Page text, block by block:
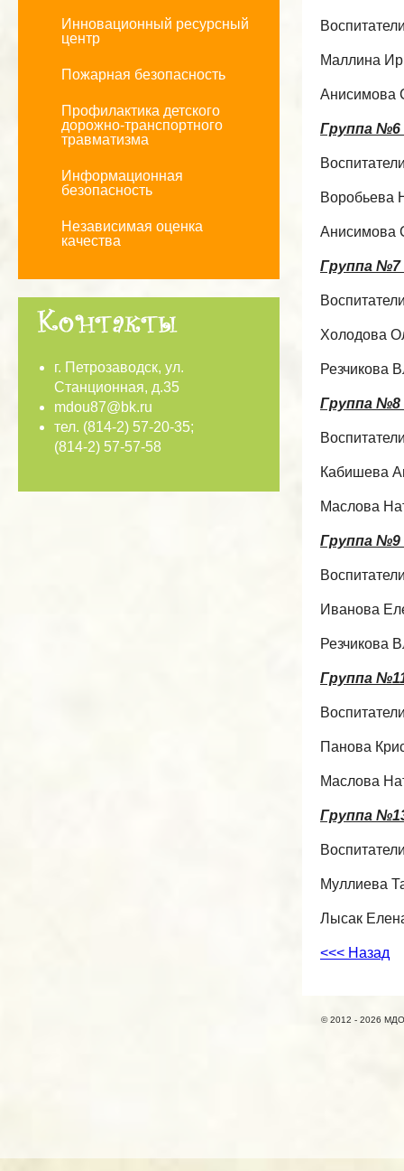
Инновационный ресурсный
центр
Пожарная безопасность
Профилактика детского
дорожно-транспортного
травматизма
Информационная
безопасность
Независимая оценка
качества
г. Петрозаводск, ул.
Станционная, д.35
mdou87@bk.ru
тел. (814-2) 57-20-35;
(814-2) 57-57-58
Маллина
Анисимова
Группа №6
Воробьева
Анисимова
Группа №7
Холодова
Резчикова
Группа №8
Кабишева
Маслова
Группа №9
Иванова
Резчикова
Группа
Панова
Маслова
Группа
Муллиева
Лысак
<<< Назад
© 2012 - 2026